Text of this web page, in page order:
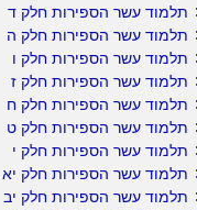
תלמוד עשר הספירות חלק ד
תלמוד עשר הספירות חלק ה
תלמוד עשר הספירות חלק ו
תלמוד עשר הספירות חלק ז
תלמוד עשר הספירות חלק ח
תלמוד עשר הספירות חלק ט
תלמוד עשר הספירות חלק י
תלמוד עשר הספירות חלק יא
תלמוד עשר הספירות חלק יב